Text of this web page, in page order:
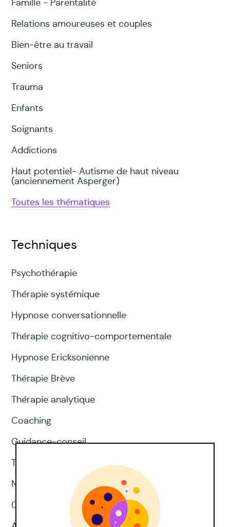
Famille - Parentalité
Relations amoureuses et couples
Bien-être au travail
Seniors
Trauma
Enfants
Soignants
Addictions
Haut potentiel- Autisme de haut niveau
(anciennement Asperger)
Toutes les thématiques
Techniques
Psychothérapie
Thérapie systémique
Hypnose conversationnelle
Thérapie cognitivo-comportementale
Hypnose Ericksonienne
Thérapie Brève
Thérapie analytique
Coaching
Guidance-conseil
Thérapie d'acceptation et d'engagement
Neuropsychologie
CNV